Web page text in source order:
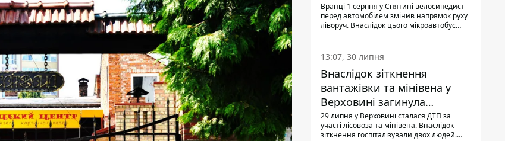
Вранці 1 серпня у Снятині велосипедист
перед автомобілем змінив напрямок руху
ліворуч. Внаслідок цього мікроавтобус
13:07, 30 липня
Внаслідок зіткнення
вантажівки та мінівена у
Верховині загинула
пасажирка, водійка - у
лікарні
29 липня у Верховині сталася ДТП за
участі лісовоза та мінівена. Внаслідок
зіткнення госпіталізували двох людей.